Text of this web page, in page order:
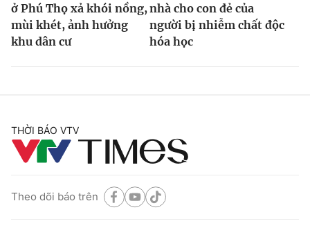
ở Phú Thọ xả khói nồng,
mùi khét, ảnh hưởng
khu dân cư
nhà cho con đẻ của
người bị nhiễm chất độc
hóa học
THỜI BÁO VTV
Theo dõi báo trên